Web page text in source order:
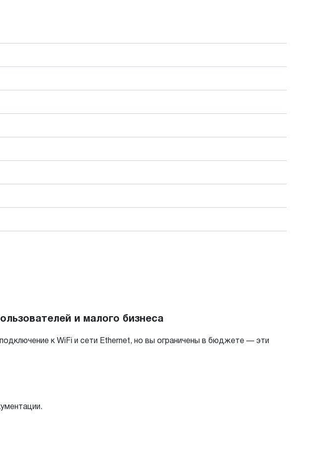
и малого бизнеса
к WiFi и сети Ethernet, но вы ограничены в бюджете — эти